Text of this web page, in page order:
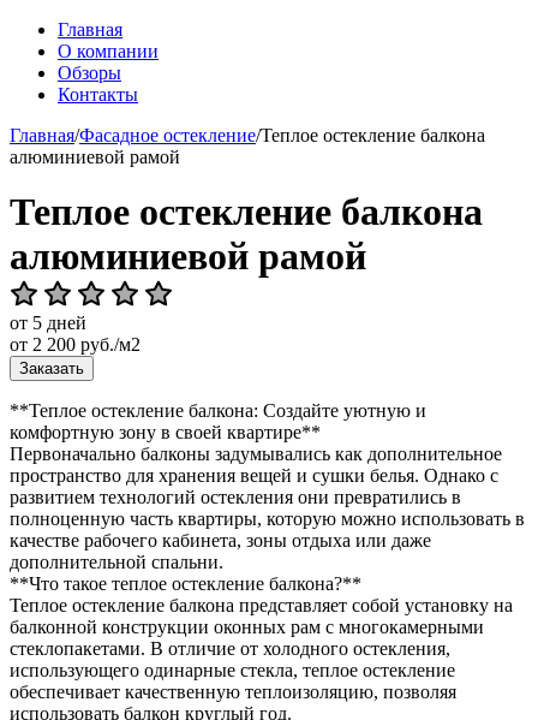
Главная
О компании
Обзоры
Контакты
Главная/Фасадное остекление/Теплое остекление балкона
алюминиевой рамой
Теплое остекление балкона
алюминиевой рамой
от 5 дней
от 2 200 руб./м2
Заказать
**Теплое остекление балкона: Создайте уютную и
комфортную зону в своей квартире**
Первоначально балконы задумывались как дополнительное
пространство для хранения вещей и сушки белья. Однако с
развитием технологий остекления они превратились в
полноценную часть квартиры, которую можно использовать в
качестве рабочего кабинета, зоны отдыха или даже
дополнительной спальни.
**Что такое теплое остекление балкона?**
Теплое остекление балкона представляет собой установку на
балконной конструкции оконных рам с многокамерными
стеклопакетами. В отличие от холодного остекления,
использующего одинарные стекла, теплое остекление
обеспечивает качественную теплоизоляцию, позволяя
использовать балкон круглый год.